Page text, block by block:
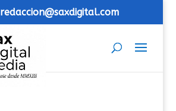
redaccion@saxdigital.com